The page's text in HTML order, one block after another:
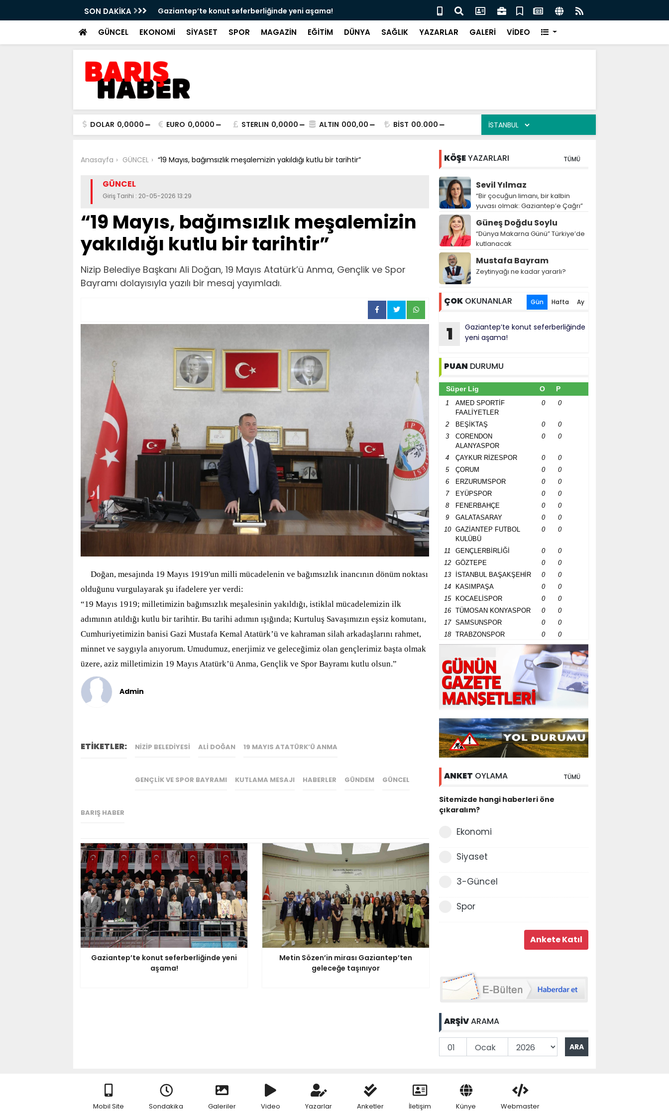
SON DAKİKA
yeni aşama! “Karın ağrısının nedeni ultrasonla belirlenebilir” “Deri kanserleri erken teşhisle tedavi edilebilir”
GÜNCEL EKONOMİ SİYASET SPOR MAGAZİN EĞİTİM DÜNYA SAĞLIK YAZARLAR GALERİ VİDEO
DOLAR 0,0000 EURO 0,0000 STERLIN 0,0000 ALTIN 000,00 BİST 00.000
Anasayfa GÜNCEL “19 Mayıs, bağımsızlık meşalemizin yakıldığı kutlu bir tarihtir”
GÜNCEL
Giriş Tarihi : 20-05-2026 13:29
“19 Mayıs, bağımsızlık meşalemizin
yakıldığı kutlu bir tarihtir”
Nizip Belediye Başkanı Ali Doğan, 19 Mayıs Atatürk’ü Anma, Gençlik ve Spor
Bayramı dolayısıyla yazılı bir mesaj yayımladı.
Doğan, mesajında 19 Mayıs 1919'un milli mücadelenin ve bağımsızlık inancının dönüm noktası
olduğunu vurgulayarak şu ifadelere yer verdi:
“19 Mayıs 1919; milletimizin bağımsızlık meşalesinin yakıldığı, istiklal mücadelemizin ilk
adımının atıldığı kutlu bir tarihtir. Bu tarihi adımın ışığında; Kurtuluş Savaşımızın eşsiz komutanı,
Cumhuriyetimizin banisi Gazi Mustafa Kemal Atatürk’ü ve kahraman silah arkadaşlarını rahmet,
minnet ve saygıyla anıyorum. Umudumuz, enerjimiz ve geleceğimiz olan gençlerimiz başta olmak
üzere, aziz milletimizin 19 Mayıs Atatürk’ü Anma, Gençlik ve Spor Bayramı kutlu olsun.”
Admin
ETİKETLER: NIZIP BELEDIYESI ALI DOĞAN 19 MAYIS ATATÜRK’Ü ANMA
GENÇLIK VE SPOR BAYRAMI KUTLAMA MESAJI HABERLER GÜNDEM GÜNCEL
BARIŞ HABER
Gaziantep’te konut seferberliğinde yeni
aşama!
Metin Sözen’in mirası Gaziantep’ten
geleceğe taşınıyor
KÖŞEYAZARLARI TÜMÜ
Sevil Yılmaz
“Bir çocuğun limanı, bir kalbin
yuvası olmak: Gaziantep’e Çağrı”
Güneş Doğdu Soylu
“Dünya Makarna Günü” Türkiye’de
kutlanacak
Mustafa Bayram
Zeytinyağı ne kadar yararlı?
ÇOK OKUNANLAR Gün Hafta Ay
1
Gaziantep’te konut seferberliğinde
yeni aşama!
PUAN DURUMU
Süper Lig O P
1
AMED SPORTİF
FAALİYETLER
0 0
2 BEŞİKTAŞ 0
0
3
CORENDON
ALANYASPOR
0 0
4 ÇAYKUR RİZESPOR 0
0
5
ÇORUM 0
0
6
ERZURUMSPOR 0
0
7
EYÜPSPOR 0
0
8
FENERBAHÇE 0
0
9
GALATASARAY 0
0
10
GAZİANTEP FUTBOL
KULÜBÜ
0 0
11 GENÇLERBİRLİĞİ 0
0
12
GÖZTEPE 0
0
13
İSTANBUL BAŞAKŞEHİR 0
0
14
KASIMPAŞA 0
0
15
KOCAELİSPOR 0
0
16
TÜMOSAN KONYASPOR 0
0
17
SAMSUNSPOR 0
0
18
TRABZONSPOR 0 0
ANKET OYLAMA TÜMÜ
Sitemizde hangi haberleri öne
çıkaralım?
Ekonomi
Siyaset
3-Güncel
Spor
ARŞİVARAMA
Mobil Site Sondakika Galeriler Video Yazarlar Anketler İletişim Künye Webmaster